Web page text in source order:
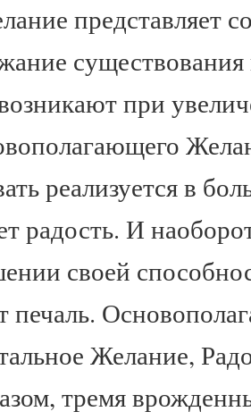
представляет
при
реализуется в
радость. И
своей
печаль.
Желание,
тремя